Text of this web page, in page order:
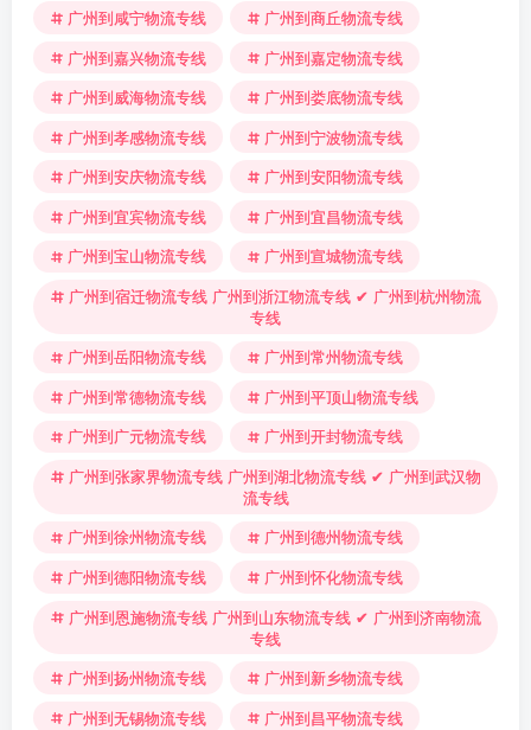
广州到咸宁物流专线
广州到商丘物流专线
广州到嘉兴物流专线
广州到嘉定物流专线
广州到威海物流专线
广州到娄底物流专线
广州到孝感物流专线
广州到宁波物流专线
广州到安庆物流专线
广州到安阳物流专线
广州到宜宾物流专线
广州到宜昌物流专线
广州到宝山物流专线
广州到宣城物流专线
广州到宿迁物流专线 广州到浙江物流专线 ✔ 广州到杭州物流
专线
广州到岳阳物流专线
广州到常州物流专线
广州到常德物流专线
广州到平顶山物流专线
广州到广元物流专线
广州到开封物流专线
广州到张家界物流专线 广州到湖北物流专线 ✔ 广州到武汉物
流专线
广州到徐州物流专线
广州到德州物流专线
广州到德阳物流专线
广州到怀化物流专线
广州到恩施物流专线 广州到山东物流专线 ✔ 广州到济南物流
专线
广州到扬州物流专线
广州到新乡物流专线
广州到无锡物流专线
广州到昌平物流专线